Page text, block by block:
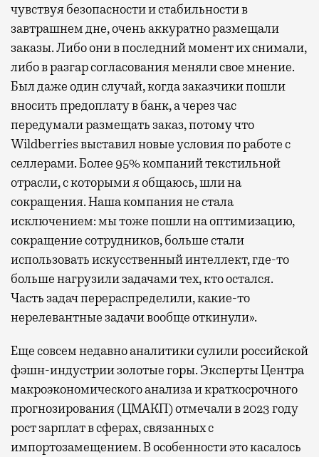
чувствуя безопасности и стабильности в
завтрашнем дне, очень аккуратно размещали
заказы. Либо они в последний момент их снимали,
либо в разгар согласования меняли свое мнение.
Был даже один случай, когда заказчики пошли
вносить предоплату в банк, а через час
передумали размещать заказ, потому что
Wildberries выставил новые условия по работе с
селлерами. Более 95% компаний текстильной
отрасли, с которыми я общаюсь, шли на
сокращения. Наша компания не стала
исключением: мы тоже пошли на оптимизацию,
сокращение сотрудников, больше стали
использовать искусственный интеллект, где-то
больше нагрузили задачами тех, кто остался.
Часть задач перераспределили, какие-то
нерелевантные задачи вообще откинули».
Еще совсем недавно аналитики сулили российской
фэшн-индустрии золотые горы. Эксперты Центра
макроэкономического анализа и краткосрочного
прогнозирования (ЦМАКП) отмечали в 2023 году
рост зарплат в сферах, связанных с
импортозамещением. В особенности это касалось